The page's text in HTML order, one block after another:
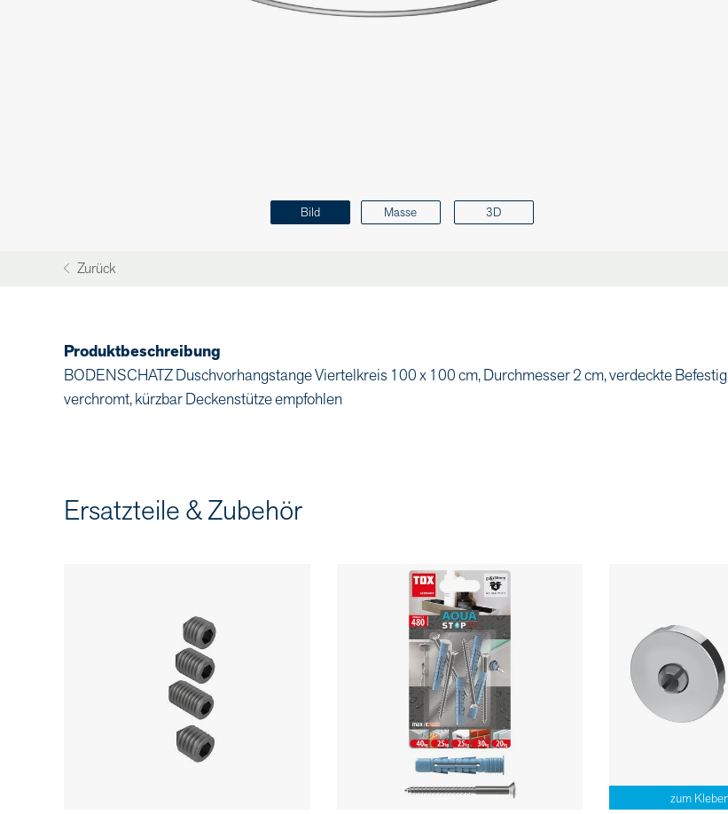
Bild Masse 3D
Zurück
Produktbeschreibung
BODENSCHATZ Duschvorhangstange Viertelkreis 100 x 100 cm, Durchmesser 2 cm, verdeckte
verchromt, kürzbar Deckenstütze empfohlen
Ersatzteile & Zubehör
zum